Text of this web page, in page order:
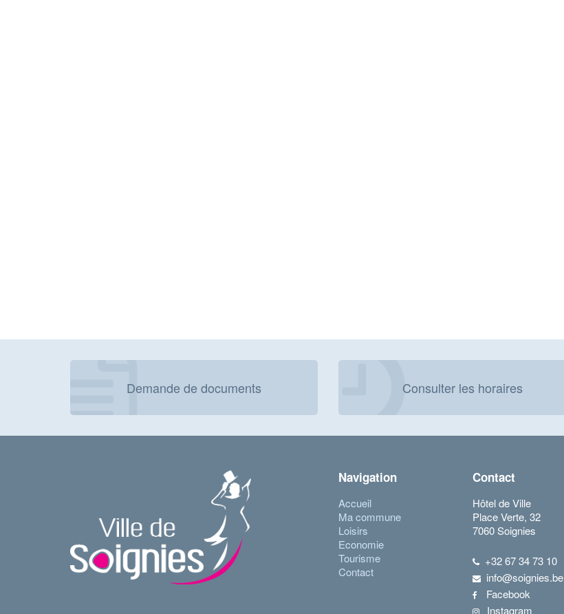
Demande de documents Consulter les horaires
Navigation
Accueil
Ma commune
Loisirs
Economie
Tourisme
Contact
Contact
Hôtel de Ville
Place Verte, 32
7060 Soignies
+32 67 34 73 10
info@soignies.be
Facebook
Instagram